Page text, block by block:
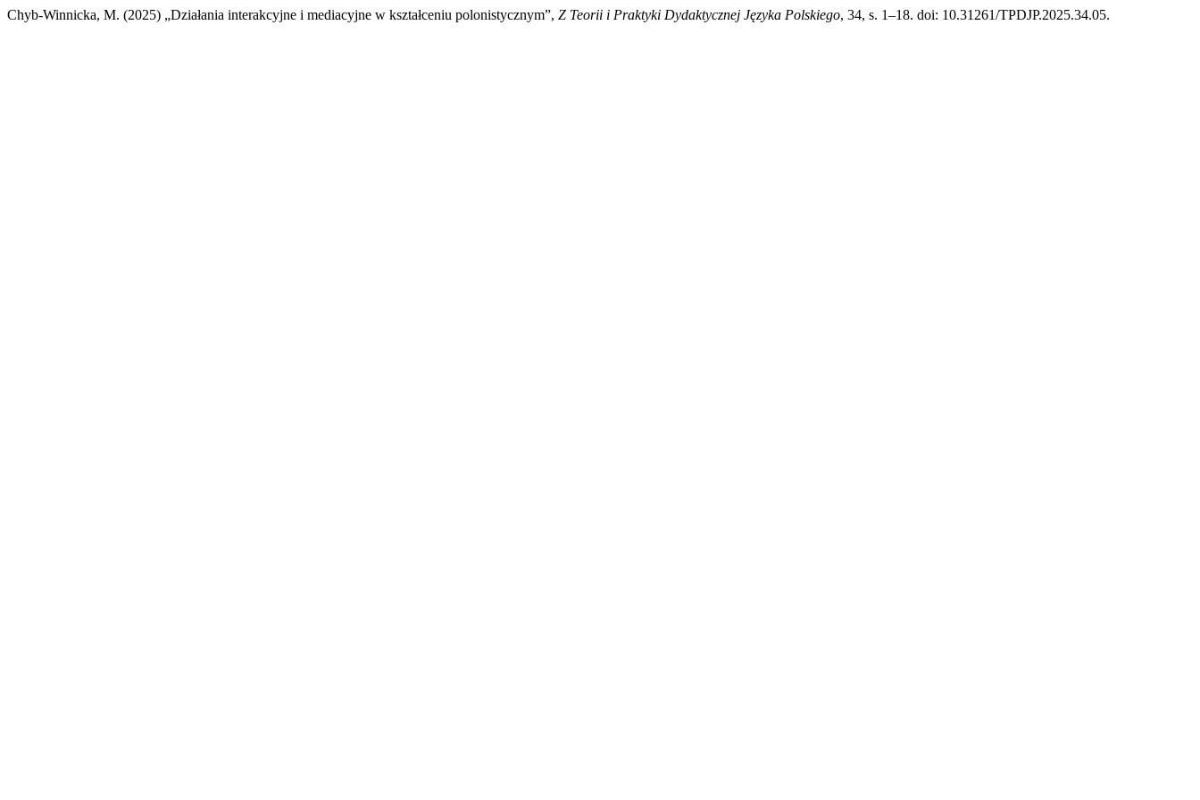
Chyb-Winnicka, M. (2025) „Działania interakcyjne i mediacyjne w kształceniu polonistycznym”, Z Teorii i Praktyki Dydaktycznej Języka Polskiego, 34, s. 1–18. doi: 10.31261/TPDJP.2025.34.05.